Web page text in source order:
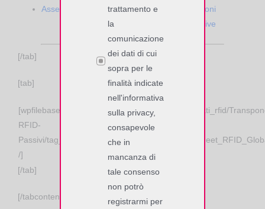
Asset Tracking
Costruzioni
Automotive
[/tab]
[tab]
[wpfilebase tag=file path=’sales/datasheet_apparati_rfid/
RFID-
Passivi/tag_rfid_uhf_confidex/
/]
[/tab]
[/tabcontent]
trattamento e
la
comunicazione
dei dati di cui
sopra per le
finalità indicate
nell'informativa
sulla privacy,
consapevole
che in
mancanza di
tale consenso
non potrò
registrarmi per